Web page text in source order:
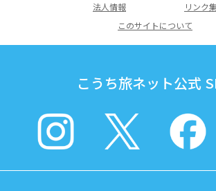
法人情報
リンク集
このサイトについて
こうち旅ネット公式